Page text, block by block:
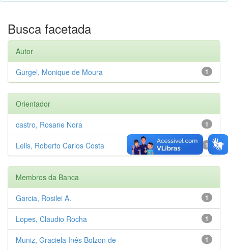
Busca facetada
Autor
1
Gurgel, Monique de Moura
Orientador
1
castro, Rosane Nora
1
Lelis, Roberto Carlos Costa
Membros da Banca
1
Garcia, Rosilei A.
1
Lopes, Claudio Rocha
1
Muniz, Graciela Inês Bolzon de